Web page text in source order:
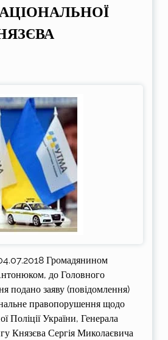
Громадянином
до Головного
подано заяву (повідомлення)
правопорушення щодо
Поліції України, Генерала
Князєва Сергія Миколаєвича